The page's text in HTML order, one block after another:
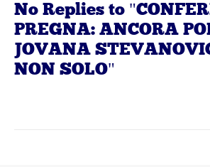
No Replies to
PREGNA: ANCORA
JOVANA
NON SOLO"